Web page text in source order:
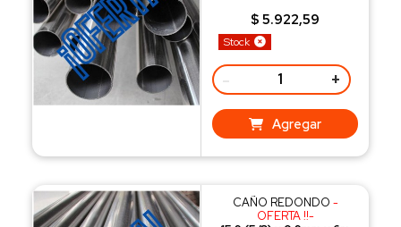
Stock
$ 5.922,59
- +
Agregar
CAÑO REDONDO -
OFERTA !!-